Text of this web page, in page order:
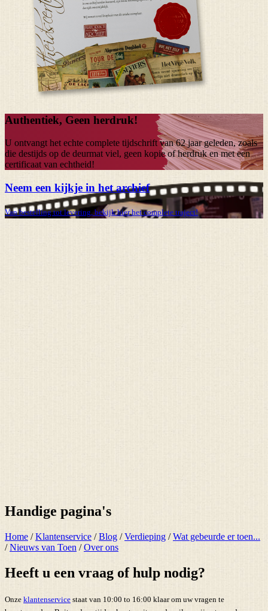
Authentiek, Geen herdruk!
U ontvangt het echte complete tijdschrift van62 jaargeleden, zoals
die destijds op de deurmat viel, geen kopie of herdruk en met een
certificaat van echtheid!
Neem een kijkje in het archief
Van bestelling tot levering, bekijk hier het complete traject!
Handige pagina's
Home /Klantenservice /Blog /Verdieping /Wat gebeurde er toen...
/Nieuws van Toen /Over ons
Heeft u een vraag of hulp nodig?
Onze klantenservice staat van 10:00 to 16:00 klaar om uw vragen te